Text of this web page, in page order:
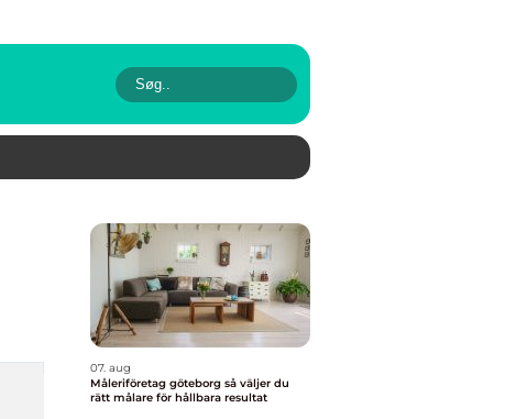
07. aug
Måleriföretag göteborg så väljer du
rätt målare för hållbara resultat